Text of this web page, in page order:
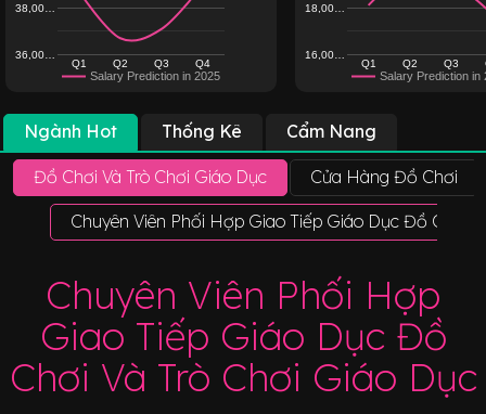
Salary Prediction in 2025
Q1 Q2 Q3 Q4
36,00…
38,00…
Salary Prediction in
Q1 Q2 Q3
16,00…
18,00…
Ngành Hot Thống Kê Cẩm Nang
Đồ Chơi Và Trò Chơi Giáo Dục Cửa Hàng Đồ Chơi
Chuyên Viên Phối Hợp Giao Tiếp Giáo Dục Đồ Chơi
Chuyên Viên Phối Hợp
Giao Tiếp Giáo Dục Đồ
Chơi Và Trò Chơi Giáo Dục